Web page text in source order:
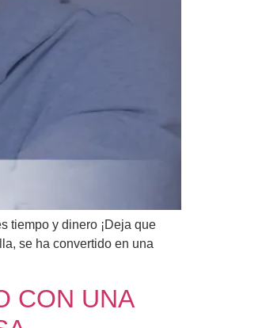
tiempo y dinero ¡Deja que
se ha convertido en una
CON UNA